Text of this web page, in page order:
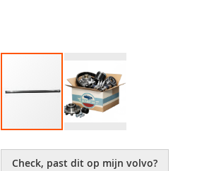
to
theCheck, past dit op mijn volvo?